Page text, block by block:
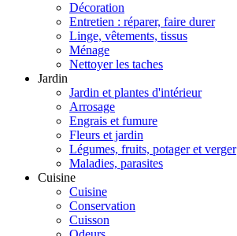
Décoration
Entretien : réparer, faire durer
Linge, vêtements, tissus
Ménage
Nettoyer les taches
Jardin
Jardin et plantes d'intérieur
Arrosage
Engrais et fumure
Fleurs et jardin
Légumes, fruits, potager et verger
Maladies, parasites
Cuisine
Cuisine
Conservation
Cuisson